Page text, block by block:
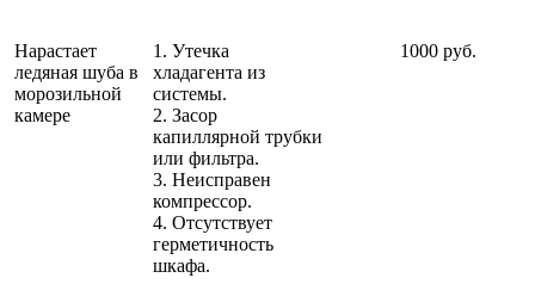
Нарастает
ледяная шуба в
морозильной
камере
1. Утечка
хладагента из
системы.
2. Засор
капиллярной трубки
или фильтра.
3. Неисправен
компрессор.
4. Отсутствует
герметичность
шкафа.
1000 руб.